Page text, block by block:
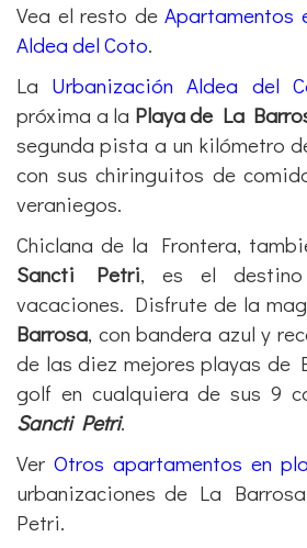
Vea el resto deApartamentos
Aldea del Coto.
La Urbanización Aldea del
próxima a la Playa de La
segunda pista a un kilómetro
con sus chiringuitos de
veraniegos.
Chiclana de la Frontera,
Sancti Petri, es el
vacaciones. Disfrute de la
Barrosa, con bandera azul y
de las diez mejores playas de
golf en cualquiera de sus 9
Sancti Petri.
Ver Otros apartamentos en
urbanizaciones de La
Petri.